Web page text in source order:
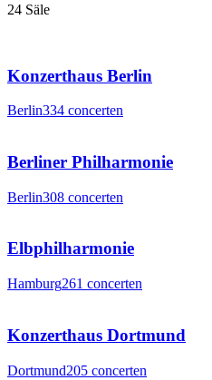
24 Säle
Konzerthaus Berlin
Berlin334 concerten
Berliner Philharmonie
Berlin308 concerten
Elbphilharmonie
Hamburg261 concerten
Konzerthaus Dortmund
Dortmund205 concerten